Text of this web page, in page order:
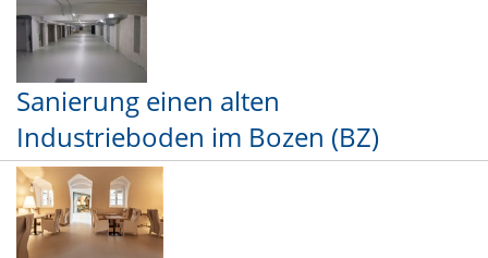
Sanierung einen alten
Industrieboden im Bozen (BZ)